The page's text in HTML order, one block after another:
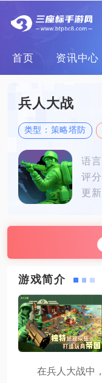
首页 资讯中心
兵人大战
类型：策略塔防
语
评
更
游戏简介
在兵人大战中